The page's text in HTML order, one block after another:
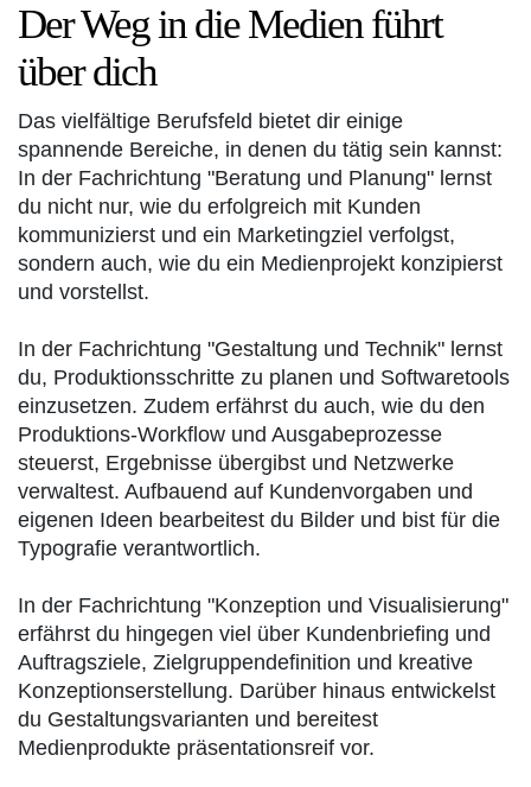
Der Weg in die Medien führt
über dich
Das vielfältige Berufsfeld bietet dir einige
spannende Bereiche, in denen du tätig sein kannst:
In der Fachrichtung "Beratung und Planung" lernst
du nicht nur, wie du erfolgreich mit Kunden
kommunizierst und ein Marketingziel verfolgst,
sondern auch, wie du ein Medienprojekt konzipierst
und vorstellst.
In der Fachrichtung "Gestaltung und Technik" lernst
du, Produktionsschritte zu planen und Softwaretools
einzusetzen. Zudem erfährst du auch, wie du den
Produktions-Workflow und Ausgabeprozesse
steuerst, Ergebnisse übergibst und Netzwerke
verwaltest. Aufbauend auf Kundenvorgaben und
eigenen Ideen bearbeitest du Bilder und bist für die
Typografie verantwortlich.
In der Fachrichtung "Konzeption und Visualisierung"
erfährst du hingegen viel über Kundenbriefing und
Auftragsziele, Zielgruppendefinition und kreative
Konzeptionserstellung. Darüber hinaus entwickelst
du Gestaltungsvarianten und bereitest
Medienprodukte präsentationsreif vor.